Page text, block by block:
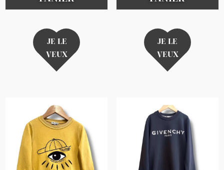
JE LE
VEUX
JE LE
VEUX